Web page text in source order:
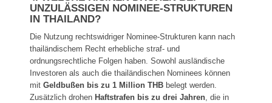
UNZULÄSSIGEN NOMINEE-STRUKTUREN
IN THAILAND?
Die Nutzung rechtswidriger Nominee-Strukturen kann nach
thailändischem Recht erhebliche straf- und
ordnungsrechtliche Folgen haben. Sowohl ausländische
Investoren als auch die thailändischen Nominees können
mitGeldbußen bis zu 1 Million THB belegt werden.
Zusätzlich drohenHaftstrafen bis zu drei Jahren , die in